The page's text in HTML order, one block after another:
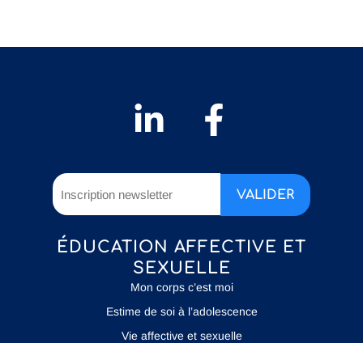
ÉDUCATION AFFECTIVE ET
SEXUELLE
Mon corps c’est moi
Estime de soi à l’adolescence
Vie affective et sexuelle